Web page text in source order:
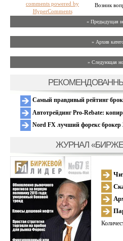
Возник
comments powered by
HyperComments
« Предыдущая
» Архив
» Следующая
Самый правдивый рейтинг
Автотрейдинг Pro-Rebate:
Nord FX лучший форекс брокер
ЖУРНАЛ